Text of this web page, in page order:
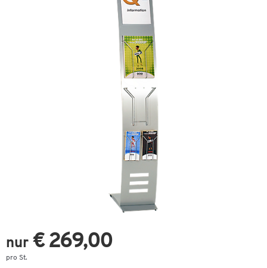
nur € 269,00
pro St.